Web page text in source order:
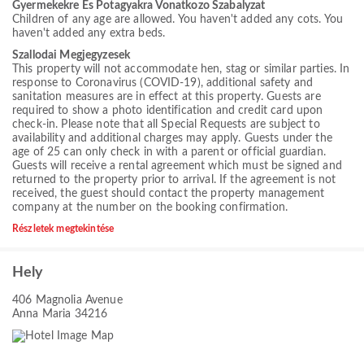
Gyermekekre Es Potagyakra Vonatkozo Szabalyzat
Children of any age are allowed. You haven't added any cots. You
haven't added any extra beds.
Szallodai Megjegyzesek
This property will not accommodate hen, stag or similar parties. In
response to Coronavirus (COVID-19), additional safety and
sanitation measures are in effect at this property. Guests are
required to show a photo identification and credit card upon
check-in. Please note that all Special Requests are subject to
availability and additional charges may apply. Guests under the
age of 25 can only check in with a parent or official guardian.
Guests will receive a rental agreement which must be signed and
returned to the property prior to arrival. If the agreement is not
received, the guest should contact the property management
company at the number on the booking confirmation.
Részletek megtekintése
Hely
406 Magnolia Avenue
Anna Maria 34216